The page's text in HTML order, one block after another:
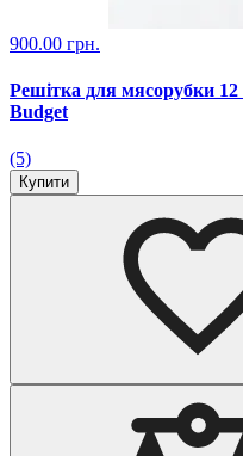
900.00 грн.
Решітка для мясорубки
Budget
(5)
Купити